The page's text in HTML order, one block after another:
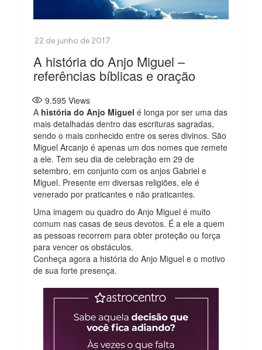
A história do Anjo Miguel –
referências bíblicas e oração
9.595 Views
A história do Anjo Miguel é longa por ser uma das
mais detalhadas dentro das escrituras sagradas,
sendo o mais conhecido entre os seres divinos. São
Miguel Arcanjo é apenas um dos nomes que remete
a ele. Tem seu dia de celebração em 29 de
setembro, em conjunto com os anjos Gabriel e
Miguel. Presente em diversas religiões, ele é
venerado por praticantes e não praticantes.
Uma imagem ou quadro do Anjo Miguel é muito
comum nas casas de seus devotos. É a ele a quem
as pessoas recorrem para obter proteção ou força
para vencer os obstáculos.
Conheça agora a história do Anjo Miguel e o motivo
de sua forte presença.